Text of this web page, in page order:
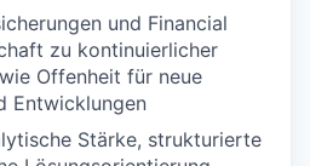
und Financial
zu kontinuierlicher
Offenheit für neue
Entwicklungen
Stärke, strukturierte